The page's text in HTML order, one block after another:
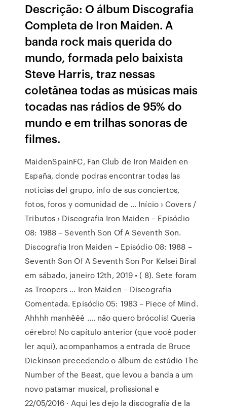
Descrição: O álbum Discografia
Completa de Iron Maiden. A
banda rock mais querida do
mundo, formada pelo baixista
Steve Harris, traz nessas
coletânea todas as músicas mais
tocadas nas rádios de 95% do
mundo e em trilhas sonoras de
filmes.
MaidenSpainFC, Fan Club de Iron Maiden en
España, donde podras encontrar todas las
noticias del grupo, info de sus conciertos,
fotos, foros y comunidad de … Início › Covers /
Tributos › Discografia Iron Maiden – Episódio
08: 1988 – Seventh Son Of A Seventh Son.
Discografia Iron Maiden – Episódio 08: 1988 –
Seventh Son Of A Seventh Son Por Kelsei Biral
em sábado, janeiro 12th, 2019 • ( 8). Sete foram
as Troopers … Iron Maiden – Discografia
Comentada. Episódio 05: 1983 – Piece of Mind.
Ahhhh manhêêê …. não quero brócolis! Queria
cérebro! No capítulo anterior (que você poder
ler aqui), acompanhamos a entrada de Bruce
Dickinson precedendo o álbum de estúdio The
Number of the Beast, que levou a banda a um
novo patamar musical, profissional e
22/05/2016 · Aqui les dejo la discografía de la